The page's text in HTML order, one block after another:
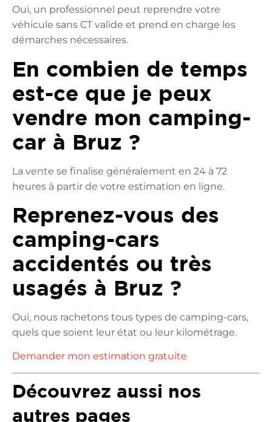
Oui, un professionnel peut reprendre votre
véhicule sans CT valide et prend en charge les
démarches nécessaires.
En combien de temps
est-ce que je peux
vendre mon camping-
car à Bruz ?
La vente se finalise généralement en 24 à 72
heures à partir de votre estimation en ligne.
Reprenez-vous des
camping-cars
accidentés ou très
usagés à Bruz ?
Oui, nous rachetons tous types de camping-cars,
quels que soient leur état ou leur kilométrage.
Demander mon estimation gratuite
Découvrez aussi nos
autres pages